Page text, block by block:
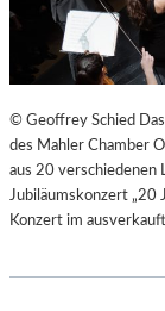
© Geoffrey Schied
des Mahler Chamber
aus 20 verschiedenen
Jubiläumskonzert „20
Konzert im